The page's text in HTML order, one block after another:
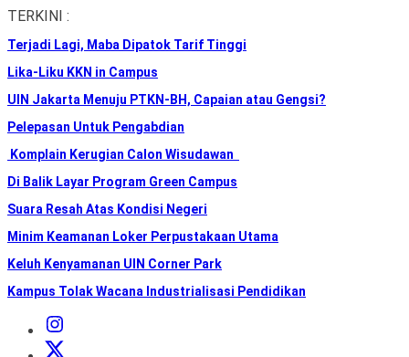
Skip
the
content
TERKINI :
Terjadi Lagi, Maba Dipatok Tarif Tinggi
Lika-Liku KKN in Campus
UIN Jakarta Menuju PTKN-BH, Capaian atau Gengsi?
Pelepasan Untuk Pengabdian
Komplain Kerugian Calon Wisudawan
Di Balik Layar Program Green Campus
Suara Resah Atas Kondisi Negeri
Minim Keamanan Loker Perpustakaan Utama
Keluh Kenyamanan UIN Corner Park
Kampus Tolak Wacana Industrialisasi Pendidikan
Instagram
Institut
X